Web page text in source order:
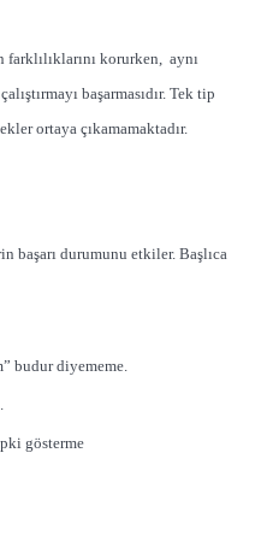
korurken, aynı
başarmasıdır. Tek tip
ortaya çıkamamaktadır.
başarı durumunu etkiler. Başlıca
budur diyememe.
gösterme